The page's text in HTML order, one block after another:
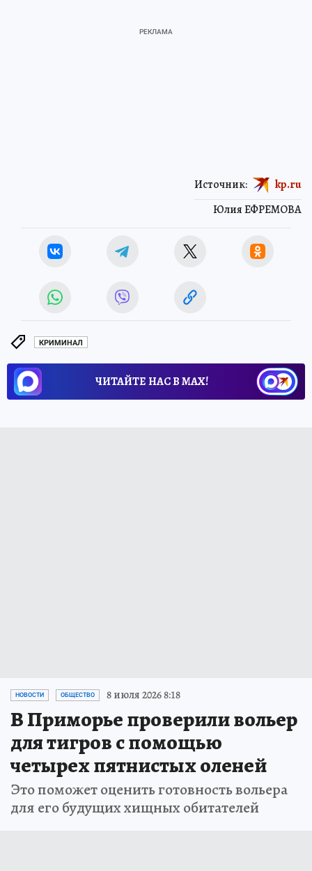
Юлия ЕФРЕМОВА
Источник: kp.ru
КРИМИНАЛ
ЧИТАЙТЕ НАС В МАХ!
НОВОСТИ ОБЩЕСТВО 8 июля 2026 8:18
В Приморье проверили вольер
для тигров с помощью
четырех пятнистых оленей
Это поможет оценить готовность вольера
для его будущих хищных обитателей